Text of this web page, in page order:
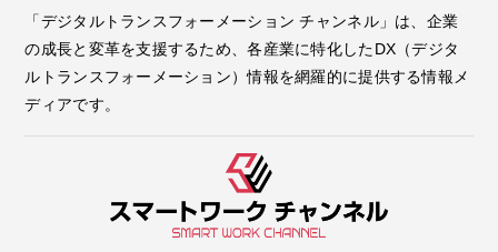
「デジタルトランスフォーメーション チャンネル」は、企業
の成長と変革を支援するため、各産業に特化したDX（デジタ
ルトランスフォーメーション）情報を網羅的に提供する情報メ
ディアです。